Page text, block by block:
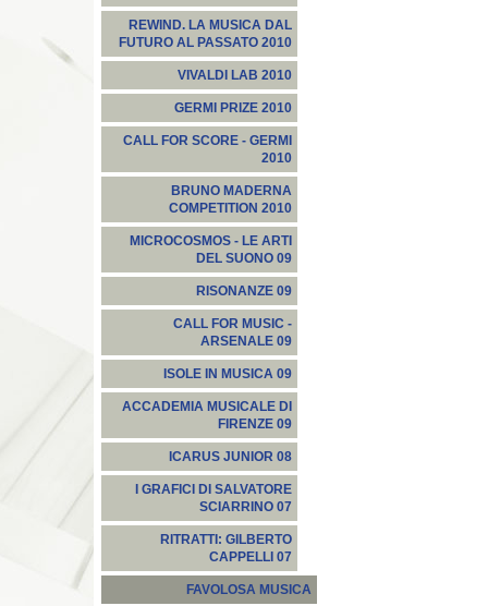
REWIND. LA MUSICA DAL
FUTURO AL PASSATO 2010
VIVALDI LAB 2010
GERMI PRIZE 2010
CALL FOR SCORE - GERMI
2010
BRUNO MADERNA
COMPETITION 2010
MICROCOSMOS - LE ARTI
DEL SUONO 09
RISONANZE 09
CALL FOR MUSIC -
ARSENALE 09
ISOLE IN MUSICA 09
ACCADEMIA MUSICALE DI
FIRENZE 09
ICARUS JUNIOR 08
I GRAFICI DI SALVATORE
SCIARRINO 07
RITRATTI: GILBERTO
CAPPELLI 07
FAVOLOSA MUSICA